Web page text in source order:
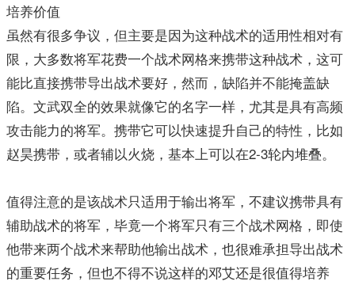
培养价值
虽然有很多争议，但主要是因为这种战术的适用性相对有
限，大多数将军花费一个战术网格来携带这种战术，这可
能比直接携带导出战术要好，然而，缺陷并不能掩盖缺
陷。文武双全的效果就像它的名字一样，尤其是具有高频
攻击能力的将军。携带它可以快速提升自己的特性，比如
赵昊携带，或者辅以火烧，基本上可以在2-3轮内堆叠。
值得注意的是该战术只适用于输出将军，不建议携带具有
辅助战术的将军，毕竟一个将军只有三个战术网格，即使
他带来两个战术来帮助他输出战术，也很难承担导出战术
的重要任务，但也不得不说这样的邓艾还是很值得培养